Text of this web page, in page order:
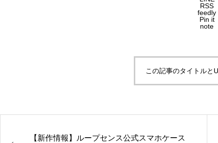
RSS
feedly
Pin it
note
この記事のタイトルと
【新作情報】ループセンス公式スマホケース